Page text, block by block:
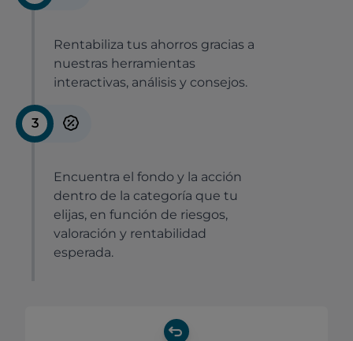
Rentabiliza tus ahorros gracias a
nuestras herramientas
interactivas, análisis y consejos.
3
Encuentra el fondo y la acción
dentro de la categoría que tu
elijas, en función de riesgos,
valoración y rentabilidad
esperada.